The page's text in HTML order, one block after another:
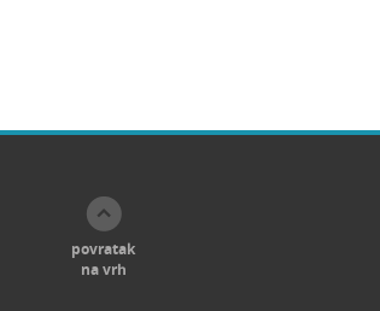
povratak
na vrh